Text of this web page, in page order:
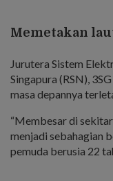
Memetakan
Jurutera Sistem
Singapura (RSN),
masa depannya
“Membesar di
menjadi sebahagian
pemuda berusia 22